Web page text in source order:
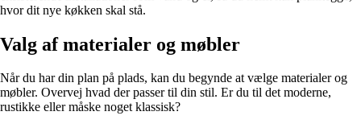
hvor dit nye køkken skal stå.
Valg af materialer og møbler
Når du har din plan på plads, kan du begynde at vælge materialer og
møbler. Overvej hvad der passer til din stil. Er du til det moderne,
rustikke eller måske noget klassisk?